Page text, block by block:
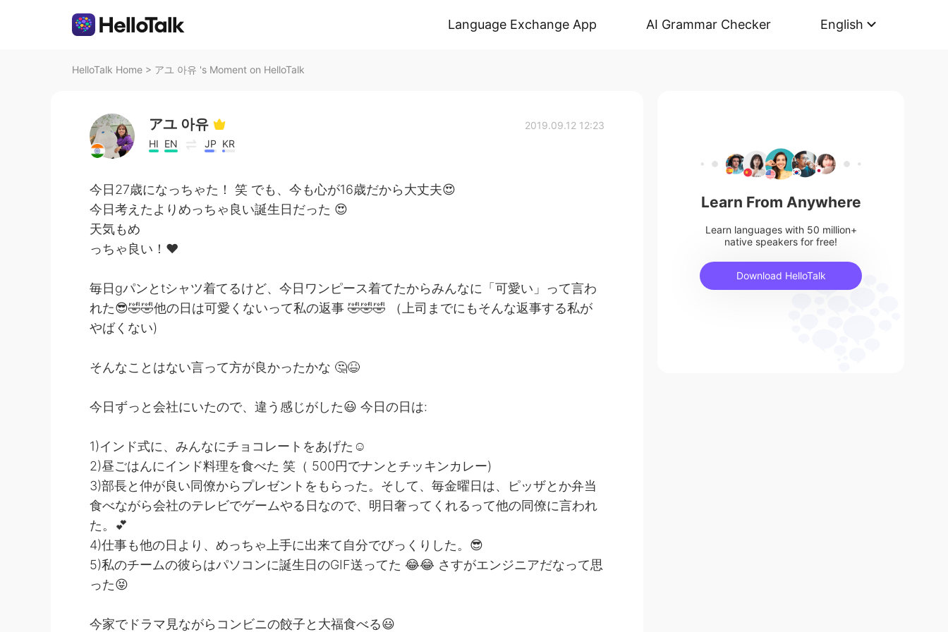
Language Exchange App AI Grammar Checker English
HelloTalk Home > アユ 아유 's Moment on HelloTalk
アユ 아유
HI EN JP KR
2019.09.12 12:23
今日27歳になっちゃた！ 笑 でも、今も心が16歳だから大丈夫😍
今日考えたよりめっちゃ良い誕生日だった 😍
天気もめ
っちゃ良い！❤
毎日gパンとtシャツ着てるけど、今日ワンピース着てたからみんなに「可愛い」って言わ
れた😎🤣🤣他の日は可愛くないって私の返事 🤣🤣🤣 （上司までにもそんな返事する私が
やばくない)
そんなことはない言って方が良かったかな 🤔😆
今日ずっと会社にいたので、違う感じがした😃 今日の日は:
1)インド式に、みんなにチョコレートをあげた☺
2)昼ごはんにインド料理を食べた 笑（ 500円でナンとチッキンカレー)
3)部長と仲が良い同僚からプレゼントをもらった。そして、毎金曜日は、ピッザとか弁当
食べながら会社のテレビでゲームやる日なので、明日奢ってくれるって他の同僚に言われ
た。💕
4)仕事も他の日より、めっちゃ上手に出来て自分でびっくりした。😎
5)私のチームの彼らはパソコンに誕生日のGIF送ってた 😂😂 さすがエンジニアだなって思
った😝
今家でドラマ見ながらコンビニの餃子と大福食べる😃
Learn From Anywhere
Learn languages with 50 million+
native speakers for free!
Download HelloTalk